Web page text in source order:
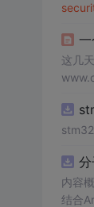
这几
内容
结合